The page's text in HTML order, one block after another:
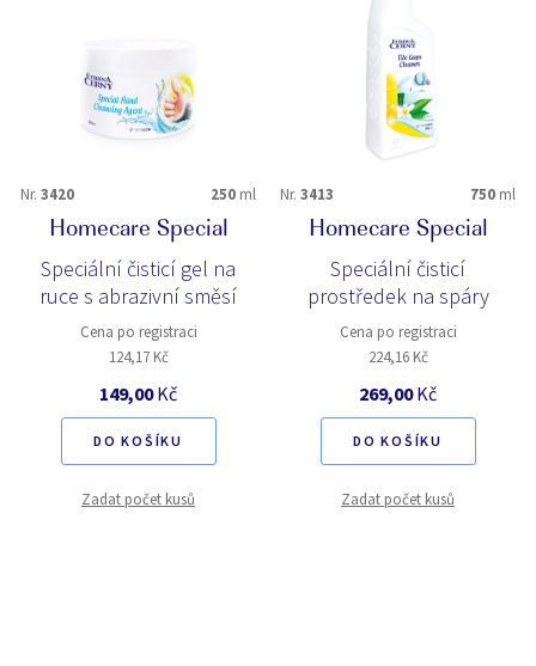
Nr. 3420 250 ml
Homecare Special
Speciální čisticí gel na
ruce s abrazivní směsí
Cena po registraci
124,17 Kč
149,00Kč
DO KOŠÍKU
Zadat počet kusů
Nr. 3413 750 ml
Homecare Special
Speciální čisticí
prostředek na spáry
Cena po registraci
224,16 Kč
269,00Kč
DO KOŠÍKU
Zadat počet kusů